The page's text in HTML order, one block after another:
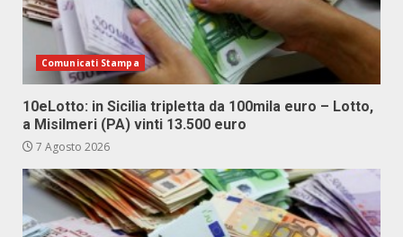
Comunicati Stampa
10eLotto: in Sicilia tripletta da 100mila euro – Lotto,
a Misilmeri (PA) vinti 13.500 euro
7 Agosto 2026